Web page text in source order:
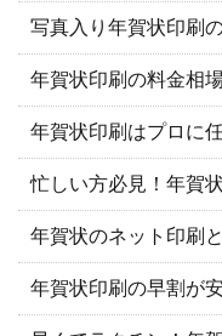
写真入り年賀状印刷
年賀状印刷の料金相
年賀状印刷はプロに
忙しい方必見！年賀
年賀状のネット印刷
年賀状印刷の早割が安